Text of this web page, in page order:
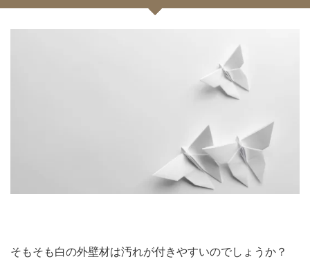
そもそも白の外壁材は汚れが付きやすいのでしょうか？